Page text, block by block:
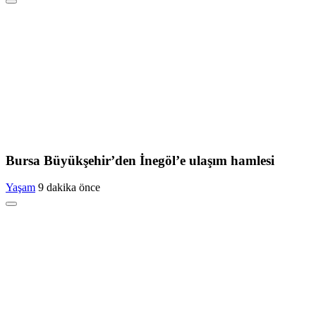
Bursa Büyükşehir’den İnegöl’e ulaşım hamlesi
Yaşam 9 dakika önce